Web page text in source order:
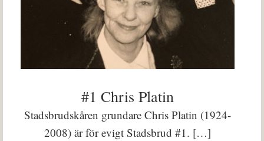
#1 Chris Platin
Stadsbrudskåren grundare Chris Platin (1924-
2008) är för evigt Stadsbrud #1. […]